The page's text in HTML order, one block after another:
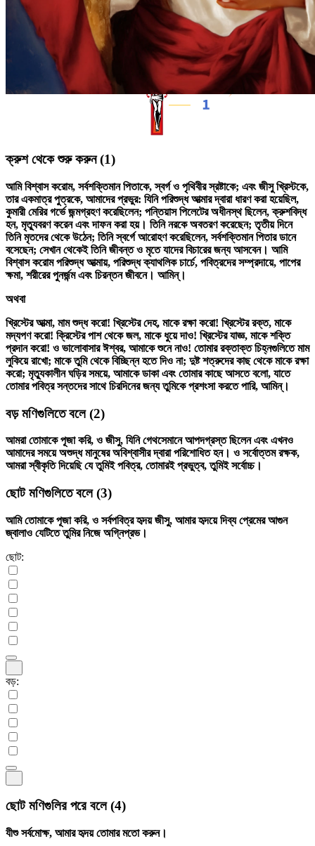
ক্রুশ থেকে শুরু করুন(1)
আমি বিশ্বাস করোম, সর্বশক্তিমান পিতাকে, স্বর্গ ও পৃথিবীর স্রষ্টাকে; এবং জীসু খ্রিস্টকে,
তার একমাত্র পুত্রকে, আমাদের প্রভুর: যিনি পরিশুদ্ধ আত্মার দ্বারা ধারণ করা হয়েছিল,
কুমারী মেরির গর্ভে জন্মগ্রহণ করেছিলেন; পন্তিয়াস পিলেটের অধীনস্থ ছিলেন, ক্রুশবিদ্ধ
হন, মৃত্যুবরণ করেন এবং দাফন করা হয়। তিনি নরকে অবতরণ করেছেন; তৃতীয় দিনে
তিনি মৃতদের থেকে উঠেন; তিনি স্বর্গে আরোহণ করেছিলেন, সর্বশক্তিমান পিতার ডানে
বসেছেন; সেখান থেকেই তিনি জীবন্ত ও মৃতে যাদের বিচারের জন্য আসবেন। আমি
বিশ্বাস করোম পরিশুদ্ধ আত্মায়, পরিশুদ্ধ ক্যাথলিক চার্চে, পবিত্রদের সম্প্রদায়ে, পাপের
ক্ষমা, শরীরের পুনর্জন্ম এবং চিরন্তন জীবনে। আমিন্‌।
অথবা
খ্রিস্টের আত্মা, মাম শুদ্ধ করো! খ্রিস্টের দেহ, মাকে রক্ষা করো! খ্রিস্টের রক্ত, মাকে
মদ্যপণ করো! ক্রিস্টের পাশ থেকে জল, মাকে ধুয়ে দাও! খ্রিস্টের যাজ্ঞ, মাকে শক্তি
প্রদান করো! ও ভালোবাসার ঈশ্বর, আমাকে শুনে নাও! তোমার রক্তাক্ত চিহ্নগুলিতে মাম
লুকিয়ে রাখো; মাকে তুমি থেকে বিচ্ছিন্ন হতে দিও না; দুষ্ট শত্রুদের কাছ থেকে মাকে রক্ষা
করো; মৃত্যুকালীন ঘড়ির সময়ে, আমাকে ডাকা এবং তোমার কাছে আসতে বলো, যাতে
তোমার পবিত্র সন্তদের সাথে চিরদিনের জন্য তুমিকে প্রশংসা করতে পারি, আমিন্‌।
বড় মণিগুলিতে বলে(2)
আমরা তোমাকে পূজা করি, ও জীসু, যিনি গেথসেমানে আপদগ্রস্ত ছিলেন এবং এখনও
আমাদের সময়ে অশুদ্ধ মানুষের অবিশ্বাসীর দ্বারা পরিশোধিত হন। ও সর্বোত্তম রক্ষক,
আমরা স্বীকৃতি দিয়েছি যে তুমিই পবিত্র, তোমারই প্রভুত্ব, তুমিই সর্বোচ্চ।
ছোট মণিগুলিতে বলে(3)
আমি তোমাকে পূজা করি, ও সর্বপবিত্র হৃদয় জীসু, আমার হৃদয়ে দিব্য প্রেমের আগুন
জ্বালাও যেটিতে তুমির নিজে অগ্নিপ্রভ।
ছোট:
বড়:
ছোট মণিগুলির পরে বলে(4)
যীশু সর্বমোক্ষ, আমার হৃদয় তোমার মতো করুন।